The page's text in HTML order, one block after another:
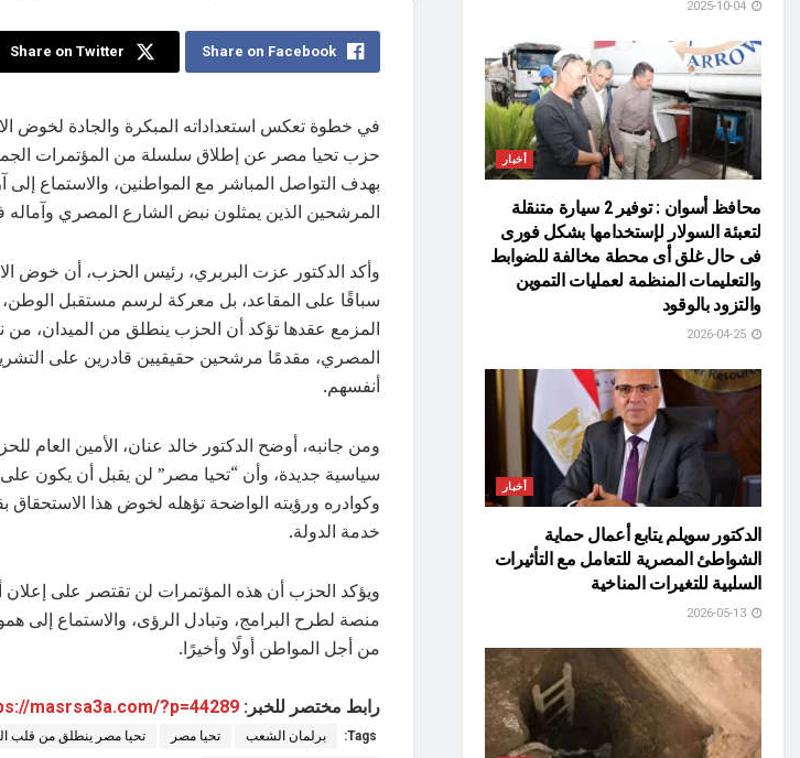
Share on Facebook
Share on Twitter
في خطوة تعكس استعداداته المبكرة والجادة لخوض
حزب تحيا مصر عن إطلاق سلسلة من المؤتمرات
بهدف التواصل المباشر مع المواطنين، والاستماع
المرشحين الذين يمثلون نبض الشارع المصري وآماله في
وأكد الدكتور عزت البربري، رئيس الحزب، أن خوض
سباقًا على المقاعد، بل معركة لرسم مستقبل
المزمع عقدها تؤكد أن الحزب ينطلق من الميدان،
المصري، مقدمًا مرشحين حقيقيين قادرين على
أنفسهم.
ومن جانبه، أوضح الدكتور خالد عنان، الأمين العام
سياسية جديدة، وأن “تحيا مصر” لن يقبل أن يكون
وكوادره ورؤيته الواضحة تؤهله لخوض هذا
خدمة الدولة.
ويؤكد الحزب أن هذه المؤتمرات لن تقتصر على إعلان
منصة لطرح البرامج، وتبادل الرؤى، والاستماع إلى
من أجل المواطن أولًا وأخيرًا.
رابط مختصر للخبر: masrsa3a.com/?p=44289
Tags: برلمان الشعب تحيا مصر تحيا مصر ينطلق من قلب
أخبار
محافظ أسوان : توفير 2 سيارة متنقلة
لتعبئة السولار لإستخدامها بشكل فورى
فى حال غلق أى محطة مخالفة للضوابط
والتعليمات المنظمة لعمليات التموين
والتزود بالوقود
أخبار
الدكتور سويلم يتابع أعمال حماية
الشواطئ المصرية للتعامل مع التأثيرات
السلبية للتغيرات المناخية